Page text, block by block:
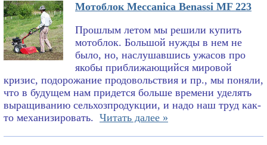
Мотоблок Meccanica Benassi MF 223
Прошлым летом мы решили купить
мотоблок. Большой нужды в нем не
было, но, наслушавшись ужасов про
якобы приближающийся мировой
кризис, подорожание продовольствия и пр., мы поняли,
что в будущем нам придется больше времени уделять
выращиванию сельхозпродукции, и надо наш труд как-
то механизировать. Читать далее »